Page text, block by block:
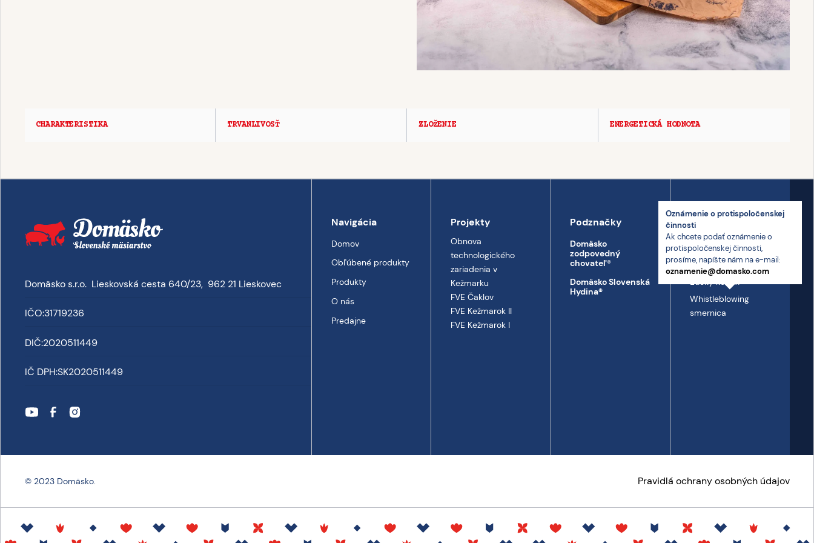
CHARAKTERISTIKA TRVANLIVOSŤ ZLOŽENIE ENERGETICKÁ HODNOTA
Domäsko s.r.o. Lieskovská cesta 640/23, 962 21 Lieskovec
IČO:31719236
DIČ:2020511449
IČ DPH:SK2020511449
Navigácia
Domov
Obľúbené produkty
Produkty
O nás
Predajne
Projekty
Obnova
technologického
zariadenia v
Kežmarku
FVE Čaklov
FVE Kežmarok II
FVE Kežmarok I
Podznačky
Domäsko
zodpovedný
chovateľ®
Domäsko Slovenská
Hydina®
Kontakt
Kontakt
Prepravný poriadok
Etický kódex
Oznámenie o proti­spoločenskej
činnosti
Ak chcete podať oznámenie o
proti­spoločenskej činnosti,
prosíme, napíšte nám na e-mail:
oznamenie@domasko.com
Whistleblowing
smernica
© 2023 Domäsko. Pravidlá ochrany osobných údajov